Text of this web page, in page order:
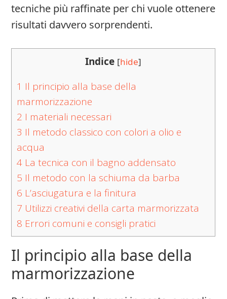
tecniche più raffinate per chi vuole ottenere
risultati davvero sorprendenti.
Indice [hide]
1 Il principio alla base della
marmorizzazione
2 I materiali necessari
3 Il metodo classico con colori a olio e
acqua
4 La tecnica con il bagno addensato
5 Il metodo con la schiuma da barba
6 L’asciugatura e la finitura
7 Utilizzi creativi della carta marmorizzata
8 Errori comuni e consigli pratici
Il principio alla base della
marmorizzazione